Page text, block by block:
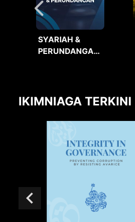
SYARIAH &
PERUNDANGAN
IKIMNIAGA TERKINI